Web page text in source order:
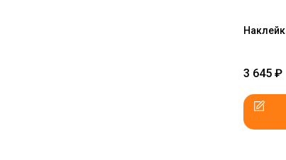
3 645 ₽